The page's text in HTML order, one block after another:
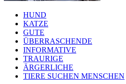
HUND
KATZE
GUTE
ÜBERRASCHENDE
INFORMATIVE
TRAURIGE
ÄRGERLICHE
TIERE SUCHEN MENSCHEN